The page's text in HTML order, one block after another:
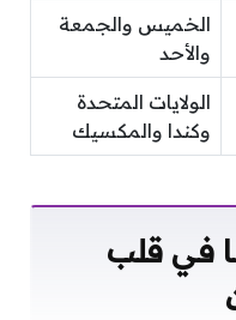
الخميس والجمعة
والأحد
الولايات المتحدة
وكندا والمكسيك
في قلب